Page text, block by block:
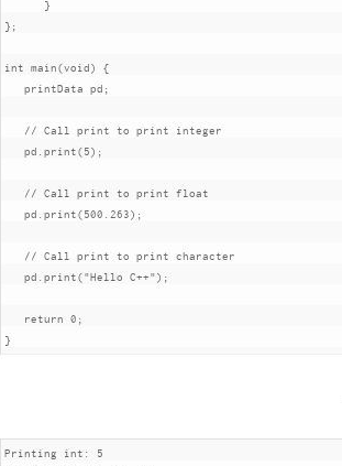
}
};
int main(void)
{
   printData pd
;
// Call print to print integer
   pd
print(5);
// Call print to print float
   pd
print(500.263);
// Call print to print character
   pd
print("Hello C++");
return 0 ;
}
Printing int: 5